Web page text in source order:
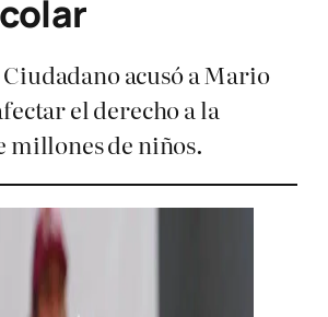
acusó a Mario
el derecho a la
millones de niños.